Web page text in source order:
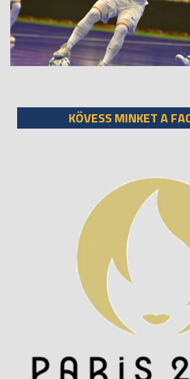
KÖVESS MINKET A